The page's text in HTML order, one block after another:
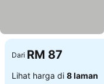
Dari RM 87
Lihat harga di 8 laman